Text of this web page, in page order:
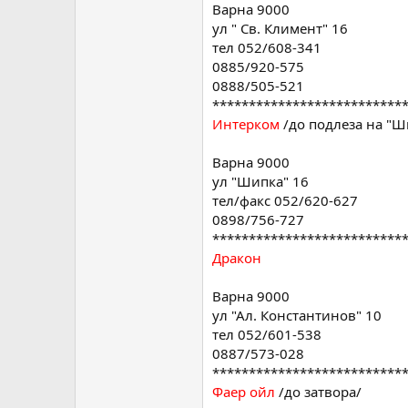
бул "Хр. Смирненски" 27
тел 052/748-289
факс 052/500-375
Елтекс,Ловно-рибарски маг.
Варна 9000
бул "Хр. Ботев" 4 В
тел 052/621-310
Дияна/до медицински институт/
Варна 9000
ул "Цар Асен" 48
тел/факс 052/610-273
/сещам се за още четири малки
Колхозен пазар,и четвъртото е
Варна 9000
ул " Св. Климент" 16
тел 052/608-341
0885/920-575
0888/505-521
Интерком /до подлеза на
Варна 9000
ул "Шипка" 16
тел/факс 052/620-627
0898/756-727
Дракон
Варна 9000
ул "Ал. Константинов" 10
тел 052/601-538
0887/573-028
Фаер ойл /до затвора/